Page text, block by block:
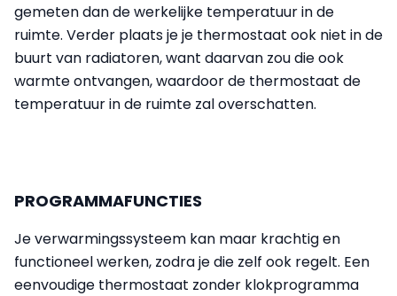
gemeten dan de werkelijke temperatuur in de
ruimte. Verder plaats je je thermostaat ook niet in de
buurt van radiatoren, want daarvan zou die ook
warmte ontvangen, waardoor de thermostaat de
temperatuur in de ruimte zal overschatten.
PROGRAMMAFUNCTIES
Je verwarmingssysteem kan maar krachtig en
functioneel werken, zodra je die zelf ook regelt. Een
eenvoudige thermostaat zonder klokprogramma